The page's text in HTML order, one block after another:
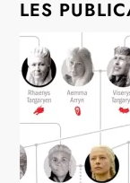
LES